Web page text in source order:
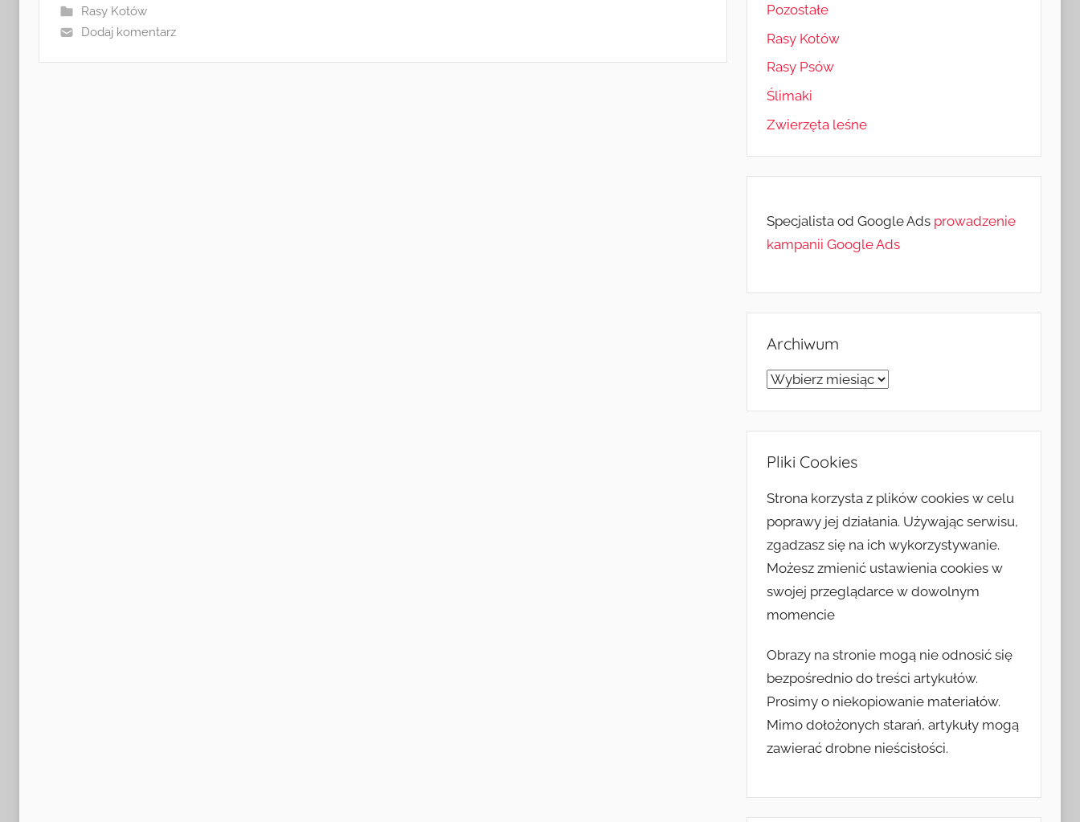
Rasy Kotów
Dodaj komentarz
Pozostałe
Rasy Kotów
Rasy Psów
Ślimaki
Zwierzęta leśne
Specjalista od Google Ads prowadzenie
kampanii Google Ads
Archiwum
Archiwum
Pliki Cookies
Strona korzysta z plików cookies w celu
poprawy jej działania. Używając serwisu,
zgadzasz się na ich wykorzystywanie.
Możesz zmienić ustawienia cookies w
swojej przeglądarce w dowolnym
momencie
Obrazy na stronie mogą nie odnosić się
bezpośrednio do treści artykułów.
Prosimy o niekopiowanie materiałów.
Mimo dołożonych starań, artykuły mogą
zawierać drobne nieścisłości.